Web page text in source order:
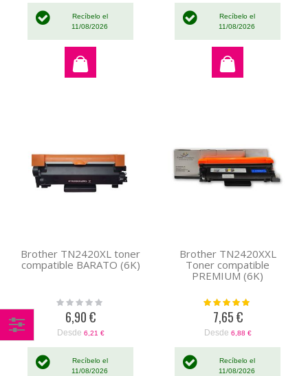
Recíbelo el
11/08/2026
Recíbelo el
11/08/2026
Brother TN2420XL toner
compatible BARATO (6K)
Rating:
6,90 €
Desde 6,21 €
Recíbelo el
11/08/2026
Brother TN2420XXL
Toner compatible
PREMIUM (6K)
Valoración:
7,65 €
Desde 6,88 €
Recíbelo el
11/08/2026
Comprar